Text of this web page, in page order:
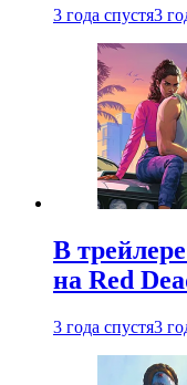
3 года спустя3
В
на Red
3 года спустя3